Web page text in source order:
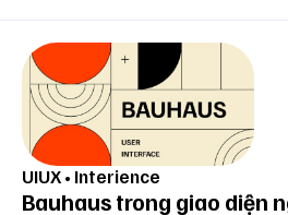
mang đến một sản phẩm hoàn
tượng.
UIUX• Interience
Bauhaus trong giao diện